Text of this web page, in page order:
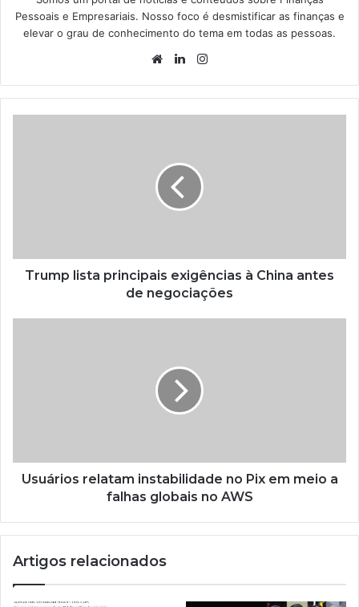
Pessoais e Empresariais. Nosso foco é desmistificar as finanças e
elevar o grau de conhecimento do tema em todas as pessoas.
WebsiteLinkedin
Trump lista principais exigências à China antes
de negociações
Usuários relatam instabilidade no Pix em meio a
falhas globais no AWS
Artigos relacionados